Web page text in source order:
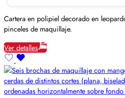
Cartera en polipiel decorado en
pinceles de maquillaje.
Ver detalles